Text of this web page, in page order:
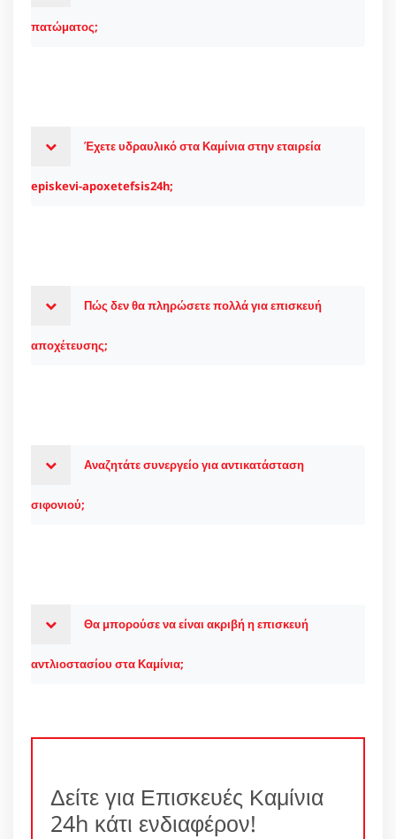
πατώματος;
Έχετε υδραυλικό στα Καμίνια στην εταιρεία
episkevi-apoxetefsis24h;
Πώς δεν θα πληρώσετε πολλά για επισκευή
αποχέτευσης;
Αναζητάτε συνεργείο για αντικατάσταση
σιφονιού;
Θα μπορούσε να είναι ακριβή η επισκευή
αντλιοστασίου στα Καμίνια;
Δείτε για Επισκευές Καμίνια
24h κάτι ενδιαφέρον!